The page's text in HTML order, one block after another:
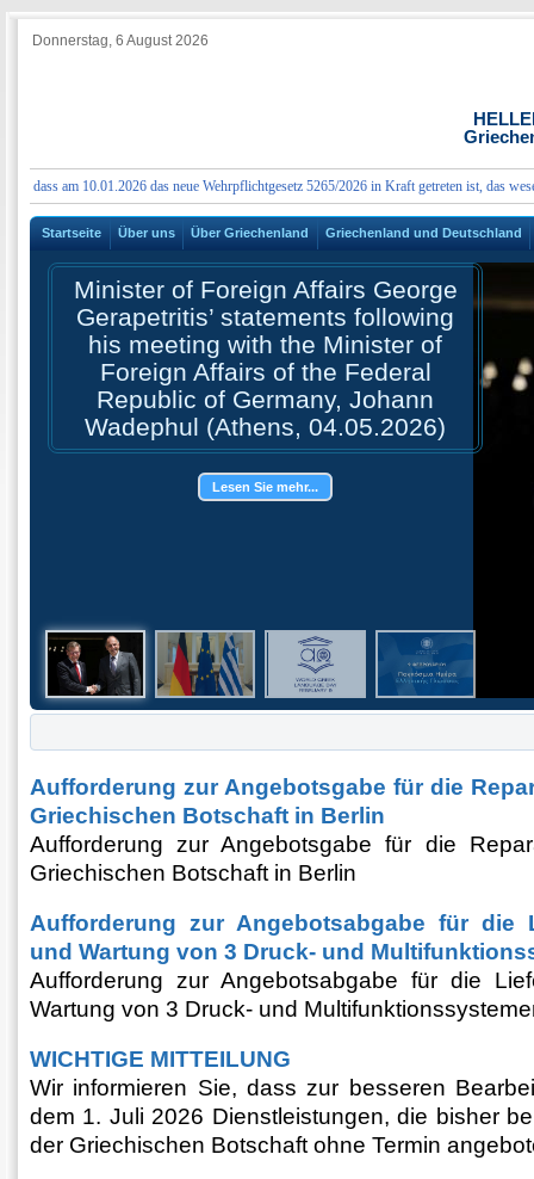
Donnerstag, 6 August 2026
am 10.01.2026 das neue Wehrpflichtgesetz 5265/2026 in Kraft getreten ist, das
Startseite Über uns Über Griechenland Griechenland und Deutschland
Minister of Foreign Affairs George
Gerapetritis’ statements following
his meeting with the Minister of
Foreign Affairs of the Federal
Republic of Germany, Johann
Wadephul (Athens, 04.05.2026)
Lesen Sie mehr...
Aufforderung zur Angebotsgabe für die
Griechischen Botschaft in Berlin
Aufforderung zur Angebotsgabe für die
Griechischen Botschaft in Berlin
Aufforderung zur Angebotsabgabe für die
und Wartung von 3 Druck- und
Aufforderung zur Angebotsabgabe für die
Wartung von 3 Druck- und
WICHTIGE MITTEILUNG
Wir informieren Sie, dass zur besseren
dem 1. Juli 2026 Dienstleistungen, die bisher
der Griechischen Botschaft ohne Termin